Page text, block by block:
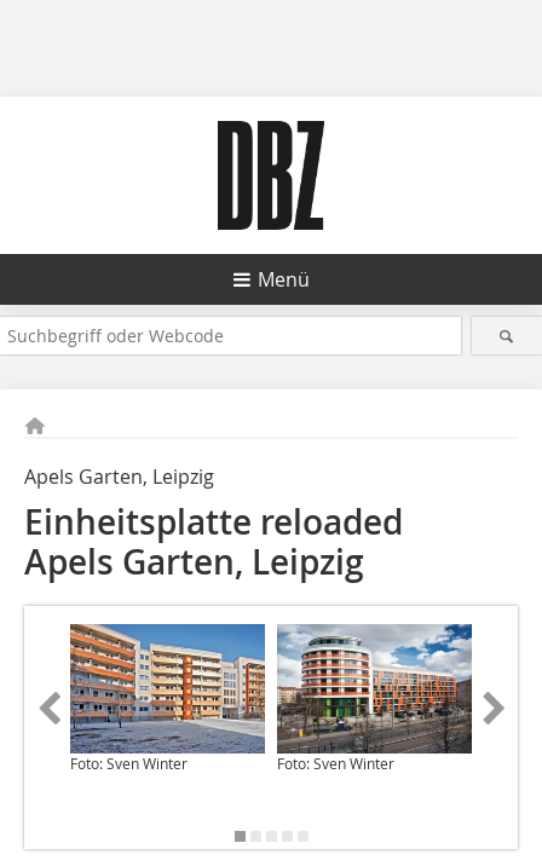
Menü
Apels Garten, Leipzig
Einheitsplatte reloaded
Apels Garten, Leipzig
Foto: Sven Winter Foto: Sven Winter